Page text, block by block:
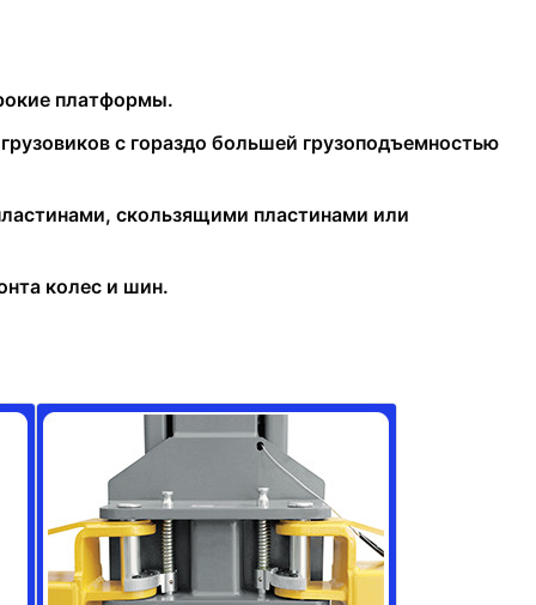
платформы.
с гораздо большей грузоподъемностью
скользящими пластинами или
колес и шин.